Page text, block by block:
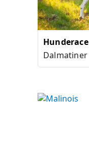
Hunderace
Dalmatiner